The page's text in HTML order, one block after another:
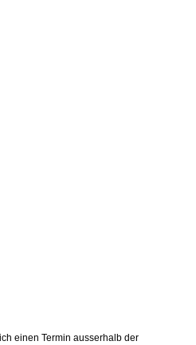
einen Termin ausserhalb der